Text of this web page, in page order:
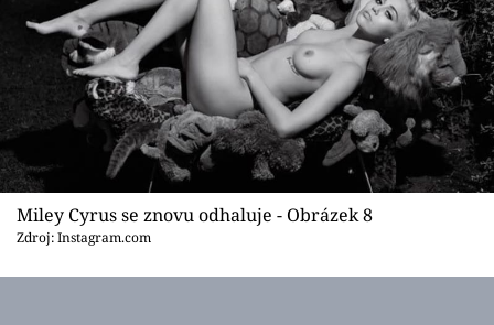
Miley Cyrus se znovu odhaluje - Obrázek 8
Zdroj: Instagram.com